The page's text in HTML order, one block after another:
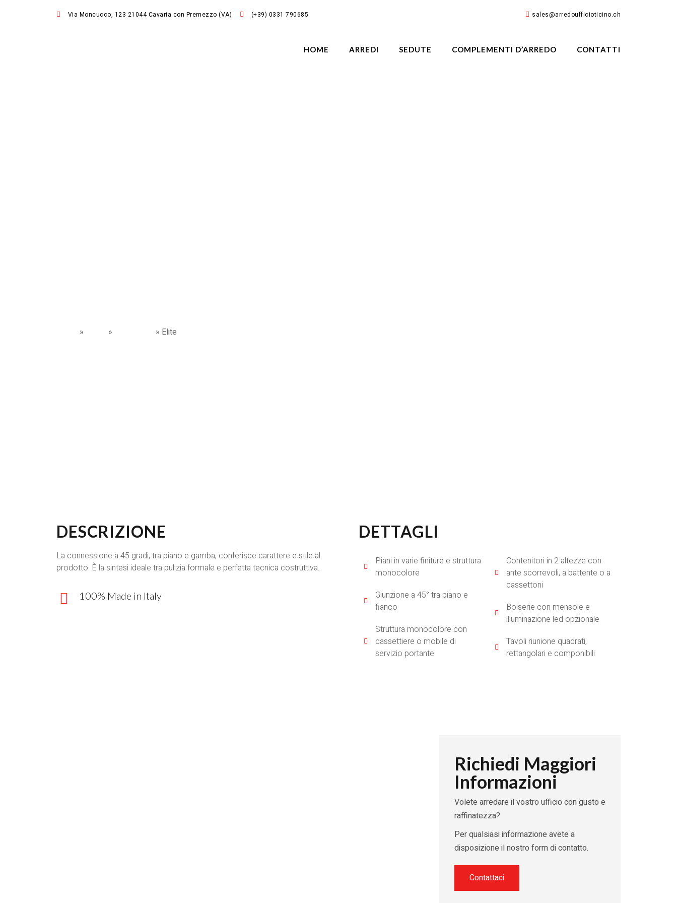
Via Moncucco, 123 21044 Cavaria con Premezzo (VA) (+39) 0331 790685 sales@arredoufficioticino.ch
HOME ARREDI SEDUTE COMPLEMENTI D’ARREDO CONTATTI
» » » Elite
DESCRIZIONE
La connessione a 45 gradi, tra piano e gamba, conferisce carattere e stile al
prodotto. È la sintesi ideale tra pulizia formale e perfetta tecnica costruttiva.
100% Made in Italy
DETTAGLI
Piani in varie finiture e struttura
monocolore
Giunzione a 45° tra piano e
fianco
Struttura monocolore con
cassettiere o mobile di
servizio portante
Contenitori in 2 altezze con
ante scorrevoli, a battente o a
cassettoni
Boiserie con mensole e
illuminazione led opzionale
Tavoli riunione quadrati,
rettangolari e componibili
Richiedi Maggiori
Informazioni
Volete arredare il vostro ufficio con gusto e
raffinatezza?
Per qualsiasi informazione avete a
disposizione il nostro form di contatto.
Contattaci